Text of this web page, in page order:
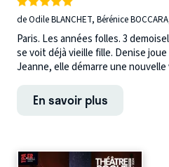
de Odile BLANCHET, Bérénice
Paris. Les années folles. 3
se voit déjà vieille fille. Denise
Jeanne, elle démarre une
En savoir plus